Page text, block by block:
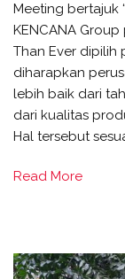
Meeting bertajuk
KENCANA
Than Ever dipilih
diharapkan
lebih baik dari
dari kualitas
Hal tersebut
Read More